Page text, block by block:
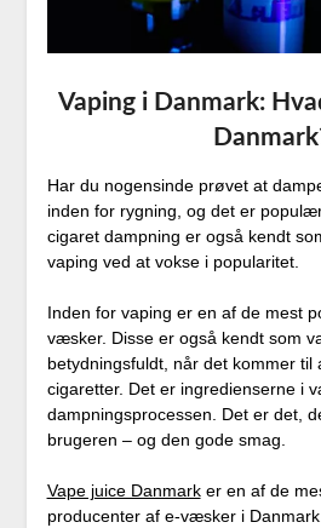
Vaping i Danmark:
Har du nogensinde prøvet at
inden for rygning, og det er
cigaret dampning er også kendt
vaping ved at vokse i popularitet.
Inden for vaping er en af de mest
væsker. Disse er også kendt som
betydningsfuldt, når det kommer til
cigaretter. Det er ingredienserne i
dampningsprocessen. Det er det,
brugeren – og den gode smag.
Vape juice Danmarker en af de
producenter af e-væsker i